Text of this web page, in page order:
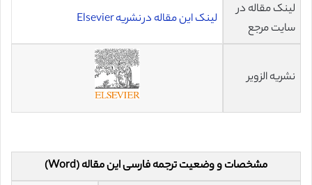
لینک مقاله در
سایت مرجع
لینک این مقاله در نشریه Elsevier
نشریه الزویر
مشخصات و وضعیت ترجمه فارسی این مقاله (Word)